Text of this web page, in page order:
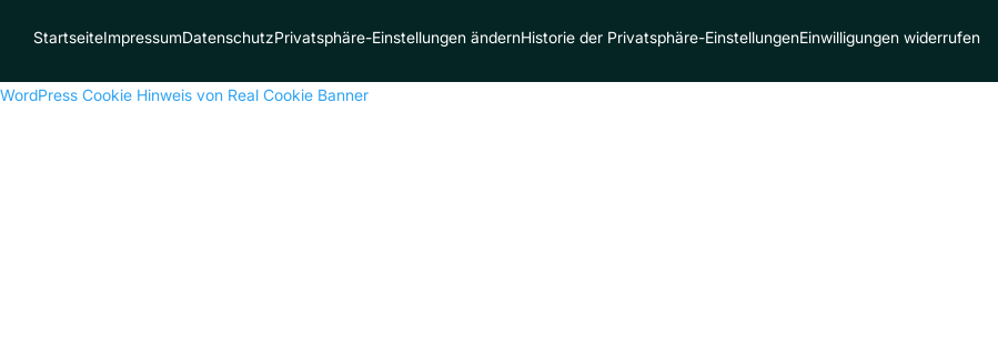
StartseiteImpressumDatenschutzPrivatsphäre-Einstellungen ändernHistorie der Privatsphäre-EinstellungenEinwilligungen widerrufen
WordPress Cookie Hinweis von Real Cookie Banner